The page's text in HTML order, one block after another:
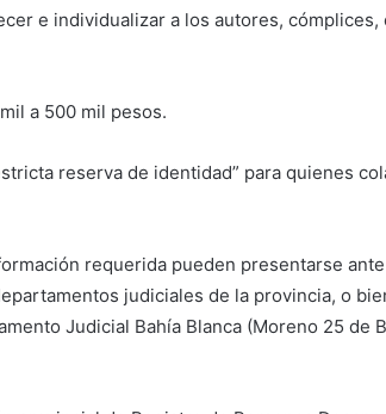
e individualizar a los autores,
a 500 mil pesos.
reserva de identidad” para quienes
requerida pueden presentarse
judiciales de la provincia, o
Judicial Bahía Blanca (Moreno 25 de